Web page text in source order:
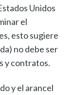
Unidos
el
esto sugiere
no debe ser
y contratos.
y el arancel